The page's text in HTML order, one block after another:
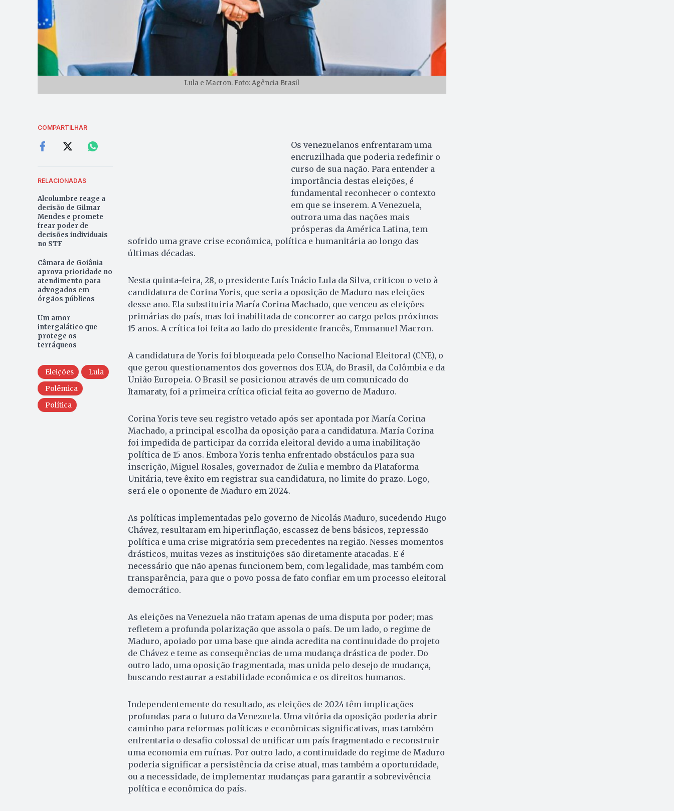
Lula e Macron. Foto: Agência Brasil
COMPARTILHAR
RELACIONADAS
Alcolumbre reage a
decisão de Gilmar
Mendes e promete
frear poder de
decisões individuais
no STF
Câmara de Goiânia
aprova prioridade no
atendimento para
advogados em
órgãos públicos
Um amor
intergalático que
protege os
terráqueos
Eleições
Lula
Polêmica
Política
Os venezuelanos enfrentaram uma
encruzilhada que poderia redefinir o
curso de sua nação. Para entender a
importância destas eleições, é
fundamental reconhecer o contexto
em que se inserem. A Venezuela,
outrora uma das nações mais
prósperas da América Latina, tem
sofrido uma grave crise econômica, política e humanitária ao longo das
últimas décadas.
Nesta quinta-feira, 28, o presidente Luís Inácio Lula da Silva, criticou o veto à
candidatura de Corina Yoris, que seria a oposição de Maduro nas eleições
desse ano. Ela substituiria María Corina Machado, que venceu as eleições
primárias do país, mas foi inabilitada de concorrer ao cargo pelos próximos
15 anos. A crítica foi feita ao lado do presidente francês, Emmanuel Macron.
A candidatura de Yoris foi bloqueada pelo Conselho Nacional Eleitoral (CNE), o
que gerou questionamentos dos governos dos EUA, do Brasil, da Colômbia e da
União Europeia. O Brasil se posicionou através de um comunicado do
Itamaraty, foi a primeira crítica oficial feita ao governo de Maduro.
Corina Yoris teve seu registro vetado após ser apontada por María Corina
Machado, a principal escolha da oposição para a candidatura. María Corina
foi impedida de participar da corrida eleitoral devido a uma inabilitação
política de 15 anos. Embora Yoris tenha enfrentado obstáculos para sua
inscrição, Miguel Rosales, governador de Zulia e membro da Plataforma
Unitária, teve êxito em registrar sua candidatura, no limite do prazo. Logo,
será ele o oponente de Maduro em 2024.
As políticas implementadas pelo governo de Nicolás Maduro, sucedendo Hugo
Chávez, resultaram em hiperinflação, escassez de bens básicos, repressão
política e uma crise migratória sem precedentes na região. Nesses momentos
drásticos, muitas vezes as instituições são diretamente atacadas. E é
necessário que não apenas funcionem bem, com legalidade, mas também com
transparência, para que o povo possa de fato confiar em um processo eleitoral
democrático.
As eleições na Venezuela não tratam apenas de uma disputa por poder; mas
refletem a profunda polarização que assola o país. De um lado, o regime de
Maduro, apoiado por uma base que ainda acredita na continuidade do projeto
de Chávez e teme as consequências de uma mudança drástica de poder. Do
outro lado, uma oposição fragmentada, mas unida pelo desejo de mudança,
buscando restaurar a estabilidade econômica e os direitos humanos.
Independentemente do resultado, as eleições de 2024 têm implicações
profundas para o futuro da Venezuela. Uma vitória da oposição poderia abrir
caminho para reformas políticas e econômicas significativas, mas também
enfrentaria o desafio colossal de unificar um país fragmentado e reconstruir
uma economia em ruínas. Por outro lado, a continuidade do regime de Maduro
poderia significar a persistência da crise atual, mas também a oportunidade,
ou a necessidade, de implementar mudanças para garantir a sobrevivência
política e econômica do país.